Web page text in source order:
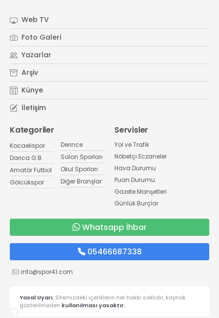
Web TV
Foto Galeri
Yazarlar
Arşiv
Künye
İletişim
Kategoriler
Kocaelispor
Darıca G.B.
Amatör Futbol
Gölcükspor
Derince
Salon Sporları
Okul Sporları
Diğer Branşlar
Servisler
Yol ve Trafik
Nöbetçi Eczaneler
Hava Durumu
Puan Durumu
Gazete Manşetleri
Günlük Burçlar
Whatsapp İhbar
05466687338
info@spor41.com
Yasal Uyarı: Sitemizdeki içeriklerin her hakkı saklıdır, kaynak
gösterilmeden kullanılması yasaktır.